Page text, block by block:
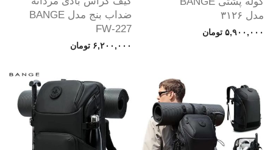
مدل ۳۱۲۶
۵,۹۰۰,۰۰۰ تومان
ضداب بنج مدل BANGE
FW-227
۶,۲۰۰,۰۰۰ تومان